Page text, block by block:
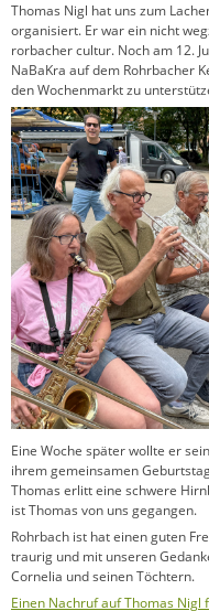
Thomas Nigl hat uns zum
organisiert. Er war ein nicht
rorbacher cultur. Noch am 12.
NaBaKra auf dem Rohrbacher
den Wochenmarkt zu
Eine Woche später wollte er
ihrem gemeinsamen
Thomas erlitt eine schwere
ist Thomas von uns gegangen.
Rohrbach ist hat einen guten
traurig und mit unseren
Cornelia und seinen Töchtern.
Einen Nachruf auf Thomas